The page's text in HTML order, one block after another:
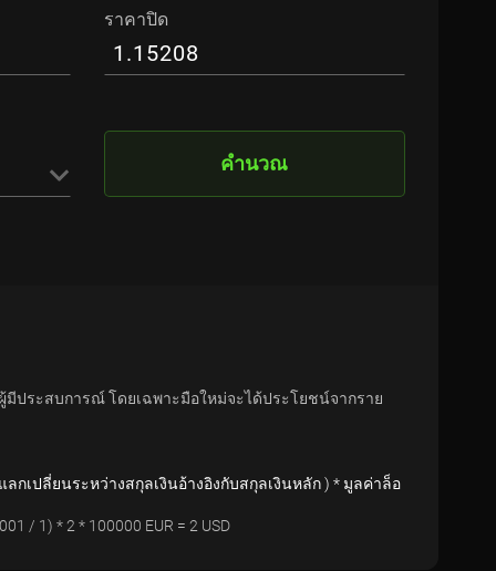
ราคาปิด
คำนวณ
ประสบการณ์ โดยเฉพาะมือใหม่จะได้ประโยชน์จากราย
ลกเปลี่ยนระหว่างสกุลเงินอ้างอิงกับสกุลเงินหลัก ) * มูลค่าล็อ
/ 1) * 2 * 100000 EUR = 2 USD